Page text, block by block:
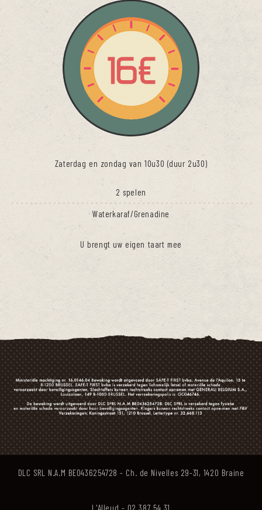
Zaterdag en zondag van 10u30 (duur 2u30)
2 spelen
Waterkaraf/Grenadine
U brengt uw eigen taart mee
DLC SRL N.A.M BE0436254728 - Ch. de Nivelles 29-31, 1420 Braine
L'Alleud - 02 387 54 31